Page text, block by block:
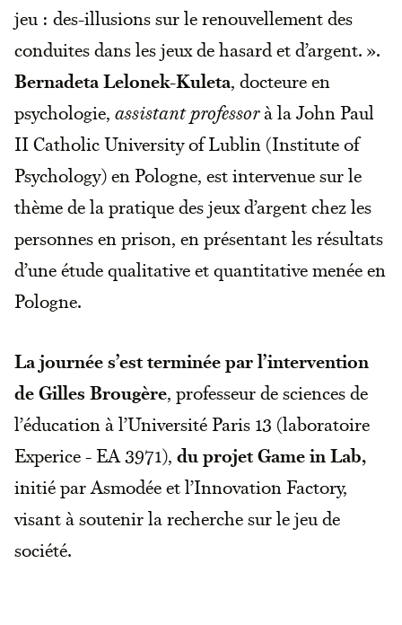
jeu : des-illusions sur le renouvellement des
conduites dans les jeux de hasard et d’argent. ».
Bernadeta Lelonek-Kuleta, docteure en
psychologie, assistant professorà la John Paul
II Catholic University of Lublin (Institute of
Psychology) en Pologne, est intervenue sur le
thème de la pratique des jeux d’argent chez les
personnes en prison, en présentant les résultats
d’une étude qualitative et quantitative menée en
Pologne.
La journée s’est terminée par l’intervention
de Gilles Brougère, professeur de sciences de
l’éducation à l’Université Paris 13 (laboratoire
Experice - EA 3971), du projetGame in Lab,
initié par Asmodée et l’Innovation Factory,
visant à soutenir la recherche sur le jeu de
société.